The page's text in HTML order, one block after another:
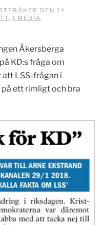
DEN 14
, I MEDIA.
Åkersberga
KD:s fråga om
LSS-frågan i
ett rimligt och bra